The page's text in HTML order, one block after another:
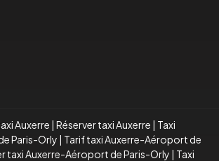
Auxerre | Réserver taxi Auxerre | Taxi
Paris-Orly | Tarif taxi Auxerre-Aéroport de
taxi Auxerre-Aéroport de Paris-Orly | Taxi